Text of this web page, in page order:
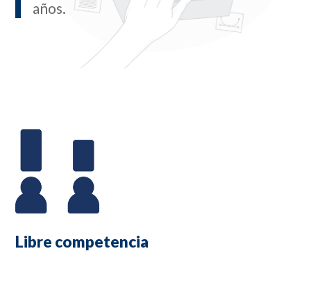
años.
Libre competencia